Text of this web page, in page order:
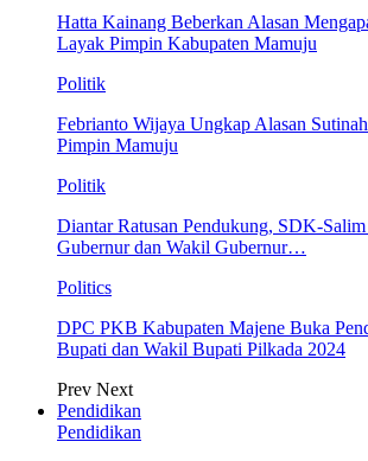
Hatta Kainang Beberkan Alasan
Layak Pimpin Kabupaten Mamuju
Politik
Febrianto Wijaya Ungkap Alasan
Pimpin Mamuju
Politik
Diantar Ratusan Pendukung, SDK-
Gubernur dan Wakil Gubernur…
Politics
DPC PKB Kabupaten Majene Buka
Bupati dan Wakil Bupati Pilkada 2024
Prev Next
Pendidikan
Pendidikan